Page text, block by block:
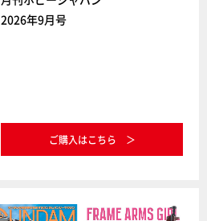
2026年9月号
ご購入はこちら